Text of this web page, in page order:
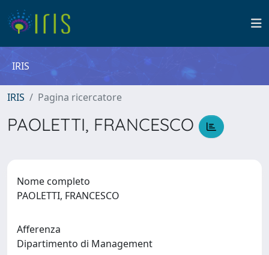
IRIS
IRIS Pagina ricercatore
PAOLETTI, FRANCESCO
Nome completo
PAOLETTI, FRANCESCO
Afferenza
Dipartimento di Management